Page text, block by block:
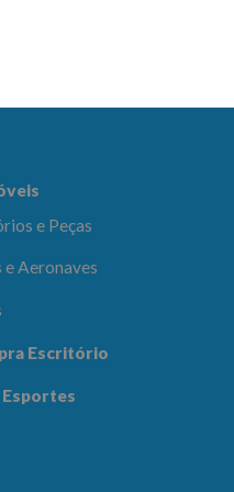
e
Beleza
e Peças
e Aeronaves
Escritório
Esportes